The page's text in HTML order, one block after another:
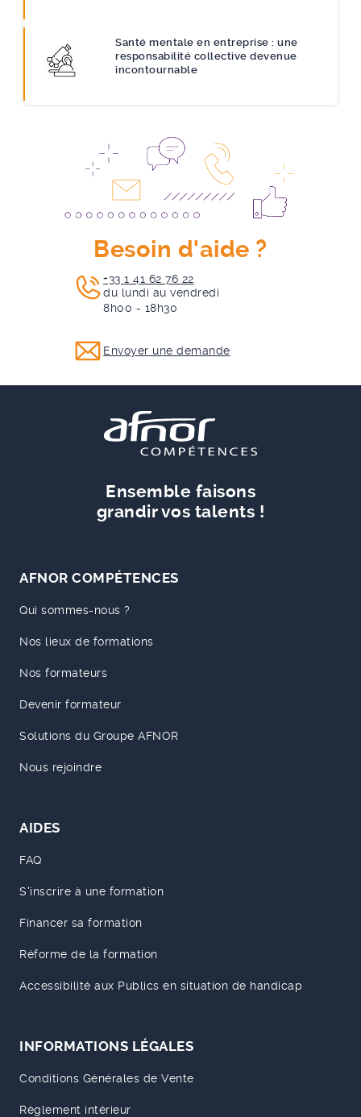
Santé mentale en entreprise : une
responsabilité collective devenue
incontournable
Besoin d'aide ?
+33 1 41 62 76 22
du lundi au vendredi
8h00 - 18h30
Envoyer une demande
Ensemble faisons
grandir vos talents !
AFNOR COMPÉTENCES
Qui sommes-nous ?
Nos lieux de formations
Nos formateurs
Devenir formateur
Solutions du Groupe AFNOR
Nous rejoindre
AIDES
FAQ
S'inscrire à une formation
Financer sa formation
Réforme de la formation
Accessibilité aux Publics en situation de handicap
INFORMATIONS LÉGALES
Conditions Générales de Vente
Règlement intérieur